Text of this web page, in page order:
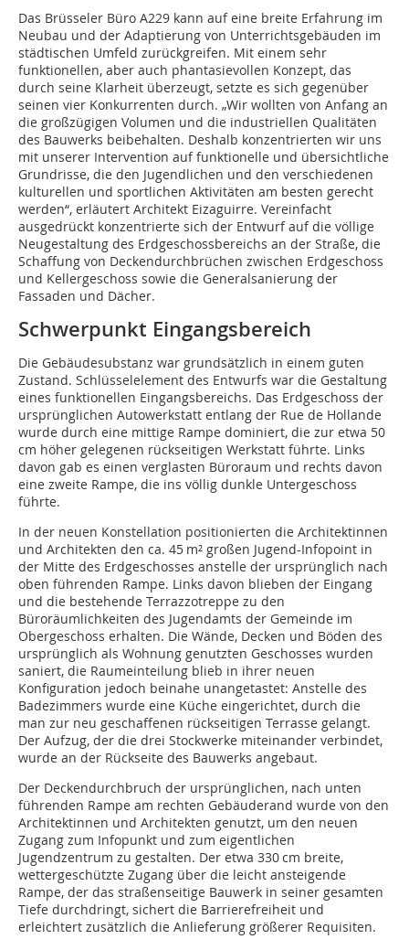
Das Brüsseler Büro A229 kann auf eine breite Erfahrung im
Neubau und der Adaptierung von Unterrichtsgebäuden im
städtischen Umfeld zurückgreifen. Mit einem sehr
funktionellen, aber auch phantasievollen Konzept, das
durch seine Klarheit überzeugt, setzte es sich gegenüber
seinen vier Konkurrenten durch. „Wir wollten von Anfang an
die großzügigen Volumen und die industriellen Qualitäten
des Bauwerks beibehalten. Deshalb konzentrierten wir uns
mit unserer Intervention auf funktionelle und übersichtliche
Grundrisse, die den Jugendlichen und den verschiedenen
kulturellen und sportlichen Aktivitäten am besten gerecht
werden“, erläutert Architekt Eizaguirre. Vereinfacht
ausgedrückt konzentrierte sich der Entwurf auf die völlige
Neugestaltung des Erdgeschossbereichs an der Straße, die
Schaffung von Deckendurchbrüchen zwischen Erdgeschoss
und Kellergeschoss sowie die Generalsanierung der
Fassaden und Dächer.
Schwerpunkt Eingangsbereich
Die Gebäudesubstanz war grundsätzlich in einem guten
Zustand. Schlüsselelement des Entwurfs war die Gestaltung
eines funktionellen Eingangsbereichs. Das Erdgeschoss der
ursprünglichen Autowerkstatt entlang der Rue de Hollande
wurde durch eine mittige Rampe dominiert, die zur etwa 50
cm höher gelegenen rückseitigen Werkstatt führte. Links
davon gab es einen verglasten Büroraum und rechts davon
eine zweite Rampe, die ins völlig dunkle Untergeschoss
führte.
In der neuen Konstellation positionierten die Architektinnen
und Architekten den ca. 45 m² großen Jugend-Infopoint in
der Mitte des Erdgeschosses anstelle der ursprünglich nach
oben führenden Rampe. Links davon blieben der Eingang
und die bestehende Terrazzotreppe zu den
Büroräumlichkeiten des Jugendamts der Gemeinde im
Obergeschoss erhalten. Die Wände, Decken und Böden des
ursprünglich als Wohnung genutzten Geschosses wurden
saniert, die Raumeinteilung blieb in ihrer neuen
Konfiguration jedoch beinahe unangetas­tet: Anstelle des
Badezimmers wurde eine Küche eingerichtet, durch die
man zur neu geschaffenen rückseitigen Terrasse gelangt.
Der Aufzug, der die drei Stockwerke miteinander verbindet,
wurde an der Rückseite des Bauwerks angebaut.
Der Deckendurchbruch der ursprünglichen, nach unten
führenden Rampe am rechten Gebäuderand wurde von den
Architektinnen und Architekten genutzt, um den neuen
Zugang zum Infopunkt und zum eigentlichen
Jugendzentrum zu gestalten. Der etwa 330 cm breite,
wettergeschützte Zugang über die leicht ansteigende
Rampe, der das straßenseitige Bauwerk in seiner gesamten
Tiefe durchdringt, sichert die Barrierefreiheit und
erleichtert zusätzlich die Anlieferung größerer Requisiten.